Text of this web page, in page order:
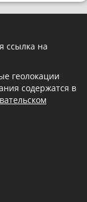
ссылка на
геолокации
содержатся в